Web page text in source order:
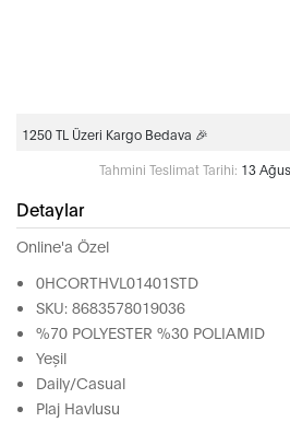
1250 TL Üzeri Kargo Bedava 🎉
Tahmini Teslimat Tarihi: 13
Detaylar
Online'a Özel
0HCORTHVL01401STD
SKU: 8683578019036
%70 POLYESTER %30 POLIAMID
Yeşil
Daily/Casual
Plaj Havlusu